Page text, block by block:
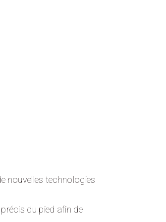
nouvelles technologies
du pied afin de